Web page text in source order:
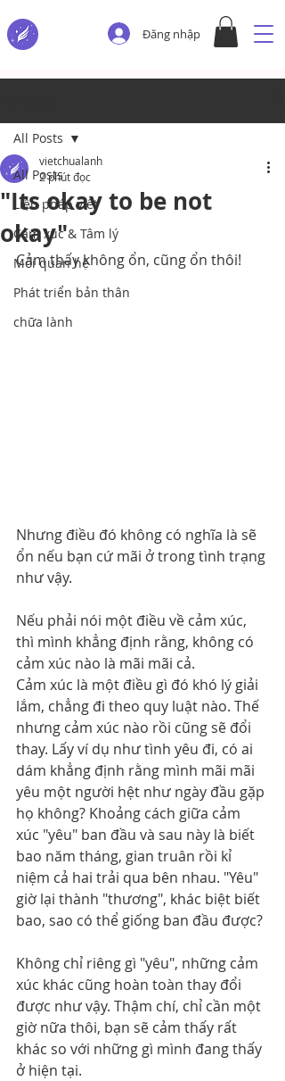
Đăng nhập
All Posts
Liệu pháp viết
Cảm xúc & Tâm lý
Mối quan hệ
Phát triển bản thân
chữa lành
All Posts
"Its okay to be not
okay"
vietchualanh
2 phút đọc
Cảm thấy không ổn, cũng ổn thôi!
Nhưng điều đó không có nghĩa là sẽ
ổn nếu bạn cứ mãi ở trong tình trạng
như vậy.
Nếu phải nói một điều về cảm xúc,
thì mình khẳng định rằng, không có
cảm xúc nào là mãi mãi cả.
Cảm xúc là một điều gì đó khó lý giải
lắm, chẳng đi theo quy luật nào. Thế
nhưng cảm xúc nào rồi cũng sẽ đổi
thay. Lấy ví dụ như tình yêu đi, có ai
dám khẳng định rằng mình mãi mãi
yêu một người hệt như ngày đầu gặp
họ không? Khoảng cách giữa cảm
xúc "yêu" ban đầu và sau này là biết
bao năm tháng, gian truân rồi kỉ
niệm cả hai trải qua bên nhau. "Yêu"
giờ lại thành "thương", khác biệt biết
bao, sao có thể giống ban đầu được?
Không chỉ riêng gì "yêu", những cảm
xúc khác cũng hoàn toàn thay đổi
được như vậy. Thậm chí, chỉ cần một
giờ nữa thôi, bạn sẽ cảm thấy rất
khác so với những gì mình đang thấy
ở hiện tại.